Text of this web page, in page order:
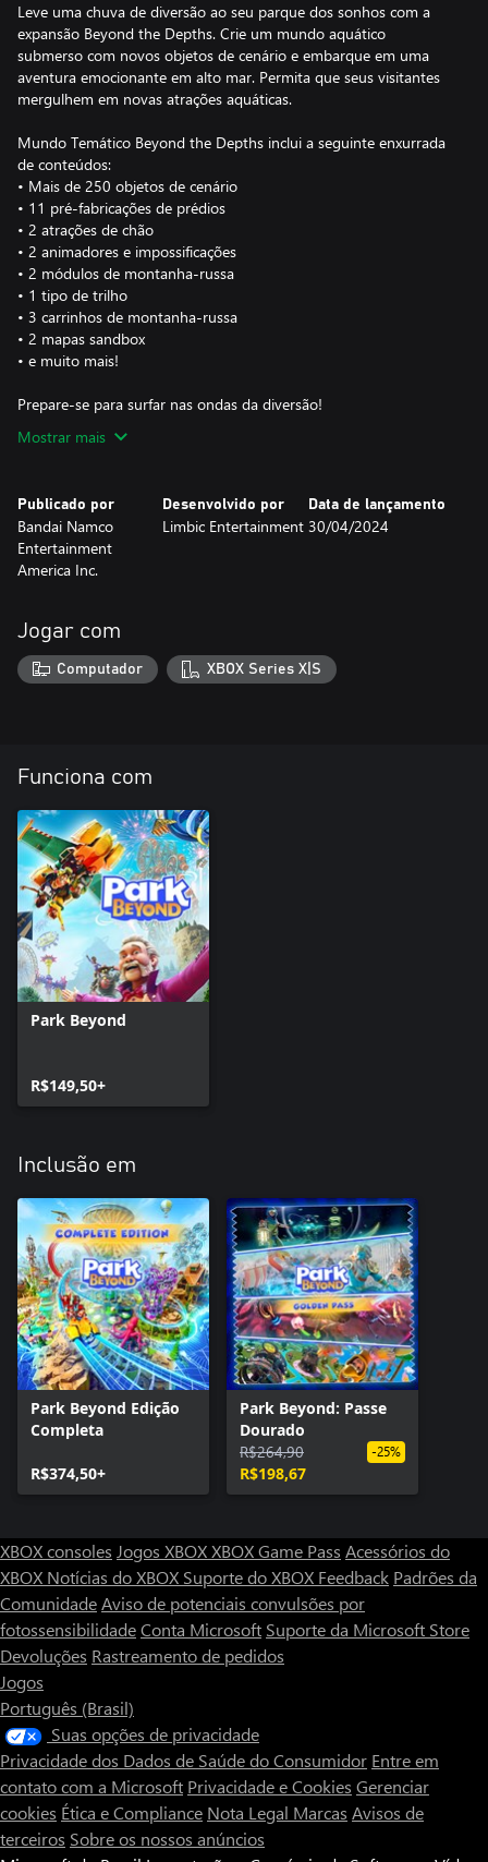
Leve uma chuva de diversão ao seu parque dos sonhos com a
expansão Beyond the Depths. Crie um mundo aquático
submerso com novos objetos de cenário e embarque em uma
aventura emocionante em alto mar. Permita que seus visitantes
mergulhem em novas atrações aquáticas.
Mundo Temático Beyond the Depths inclui a seguinte enxurrada
de conteúdos:
• Mais de 250 objetos de cenário
• 11 pré-fabricações de prédios
• 2 atrações de chão
• 2 animadores e impossificações
• 2 módulos de montanha-russa
• 1 tipo de trilho
• 3 carrinhos de montanha-russa
• 2 mapas sandbox
• e muito mais!
Prepare-se para surfar nas ondas da diversão!
Mostrar mais
Publicado por
Bandai Namco
Entertainment
America Inc.
Desenvolvido por
Limbic Entertainment
Data de lançamento
30/04/2024
Jogar com
Computador XBOX Series X|S
Funciona com
Park Beyond
R$149,50+
Inclusão em
Park Beyond Edição
Completa
R$374,50+
Park Beyond: Passe
Dourado
R$264,90
R$198,67
-25%
XBOX consoles Jogos XBOXXBOX Game Pass Acessórios do
XBOX Notícias do XBOX Suporte do XBOX Feedback Padrões da
ComunidadeAviso de potenciais convulsões por
fotossensibilidadeConta Microsoft Suporte da Microsoft Store
Devoluções Rastreamento de pedidos
Jogos
Português (Brasil)
Suas opções de privacidade
Privacidade dos Dados de Saúde do Consumidor Entre em
contato com a Microsoft Privacidade e Cookies Gerenciar
cookies Ética e Compliance Nota Legal Marcas Avisos de
terceiros Sobre os nossos anúncios